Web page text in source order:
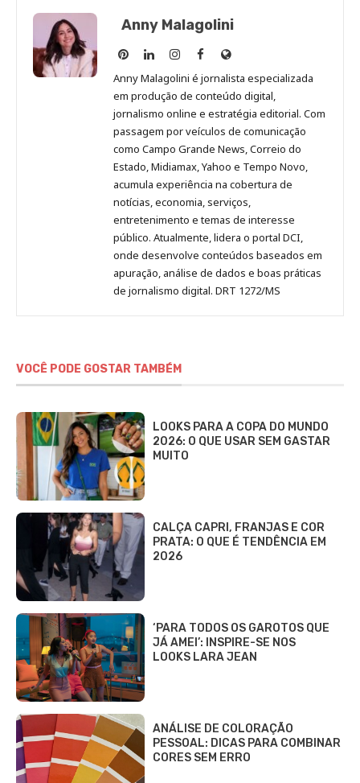
Anny Malagolini
Anny
Malagolini
no
Pinterest
Anny
Malagolini
no
LinkedIn
Anny
Malagolini
no
Instagram
Anny
Malagolini
no
Facebook
Site
de
Anny
Malagolini
Anny Malagolini é jornalista especializada
em produção de conteúdo digital,
jornalismo online e estratégia editorial. Com
passagem por veículos de comunicação
como Campo Grande News, Correio do
Estado, Midiamax, Yahoo e Tempo Novo,
acumula experiência na cobertura de
notícias, economia, serviços,
entretenimento e temas de interesse
público. Atualmente, lidera o portal DCI,
onde desenvolve conteúdos baseados em
apuração, análise de dados e boas práticas
de jornalismo digital. DRT 1272/MS
VOCÊ PODE GOSTAR TAMBÉM
LOOKS PARA A COPA DO MUNDO
2026: O QUE USAR SEM GASTAR
MUITO
CALÇA CAPRI, FRANJAS E COR
PRATA: O QUE É TENDÊNCIA EM
2026
‘PARA TODOS OS GAROTOS QUE
JÁ AMEI’: INSPIRE-SE NOS
LOOKS LARA JEAN
ANÁLISE DE COLORAÇÃO
PESSOAL: DICAS PARA COMBINAR
CORES SEM ERRO